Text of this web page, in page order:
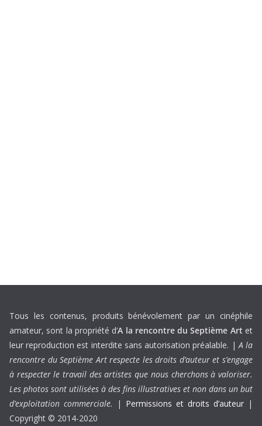
Tous les contenus, produits bénévolement par un cinéphile
amateur, sont la propriété d’A la rencontre du Septième Art et
leur reproduction est interdite sans autorisation préalable. |A la
rencontre du Septième Art respecte les droits d’auteur et s’engage
à respecter le travail des artistes que nous cherchons à valoriser.
Les photos sont utilisées à des fins illustratives et non dans un but
d’exploitation commerciale.
| Permissions et droits d’auteur |
Copyright © 2014-2020